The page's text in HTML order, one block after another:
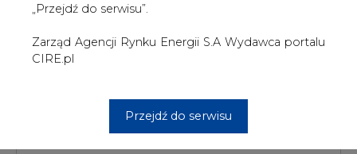
„Przejdź do serwisu”.
Zarząd Agencji Rynku Energii S.A Wydawca portalu
CIRE.pl
Przejdź do serwisu